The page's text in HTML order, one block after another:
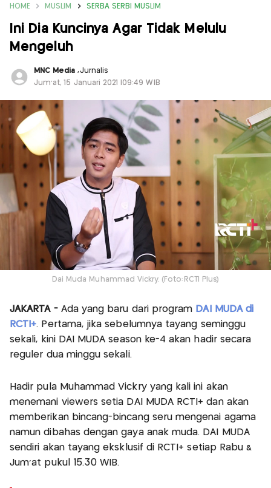
HOME MUSLIM SERBA SERBI MUSLIM
Ini Dia Kuncinya Agar Tidak Melulu
Mengeluh
MNC Media,Jurnalis
Jum'at, 15 Januari 2021 |09:49 WIB
Dai Muda Muhammad Vickry. (Foto:RCTI Plus)
JAKARTA - Ada yang baru dari program DAI MUDA di
RCTI+. Pertama, jika sebelumnya tayang seminggu
sekali, kini DAI MUDA season ke-4 akan hadir secara
reguler dua minggu sekali.
Hadir pula Muhammad Vickry yang kali ini akan
menemani viewers setia DAI MUDA RCTI+ dan akan
memberikan bincang-bincang seru mengenai agama
namun dibahas dengan gaya anak muda. DAI MUDA
sendiri akan tayang eksklusif di RCTI+ setiap Rabu &
Jum’at pukul 15.30 WIB.